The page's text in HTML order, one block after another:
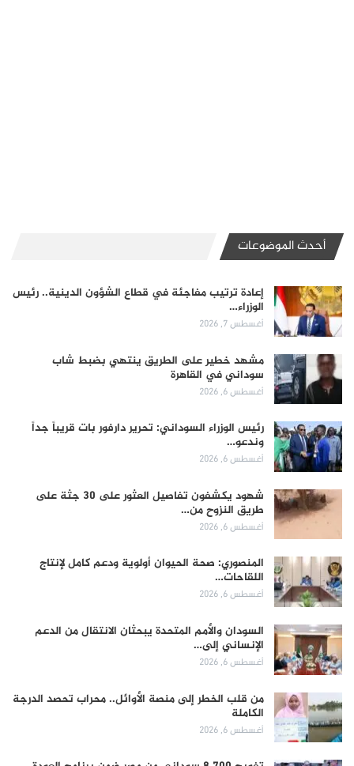
أحدث الموضوعات
إعادة ترتيب مفاجئة في قطاع الشؤون الدينية.. رئيس
الوزراء…
أغسطس 7, 2026
مشهد خطير على الطريق ينتهي بضبط شاب
سوداني في القاهرة
أغسطس 6, 2026
رئيس الوزراء السوداني: تحرير دارفور بات قريباً جداً
وندعو…
أغسطس 6, 2026
شهود يكشفون تفاصيل العثور على 30 جثة على
طريق النزوح من…
أغسطس 6, 2026
المنصوري: صحة الحيوان أولوية ودعم كامل لإنتاج
اللقاحات…
أغسطس 6, 2026
السودان والأمم المتحدة يبحثان الانتقال من الدعم
الإنساني إلى…
أغسطس 6, 2026
من قلب الخطر إلى منصة الأوائل.. محراب تحصد الدرجة
الكاملة
أغسطس 6, 2026